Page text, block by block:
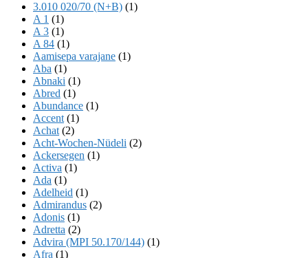
3.010 020/70 (N+B) (1)
A 1 (1)
A 3 (1)
A 84 (1)
Aamisepa varajane (1)
Aba (1)
Abnaki (1)
Abred (1)
Abundance (1)
Accent (1)
Achat (2)
Acht-Wochen-Nüdeli (2)
Ackersegen (1)
Activa (1)
Ada (1)
Adelheid (1)
Admirandus (2)
Adonis (1)
Adretta (2)
Advira (MPI 50.170/144) (1)
Afra (1)